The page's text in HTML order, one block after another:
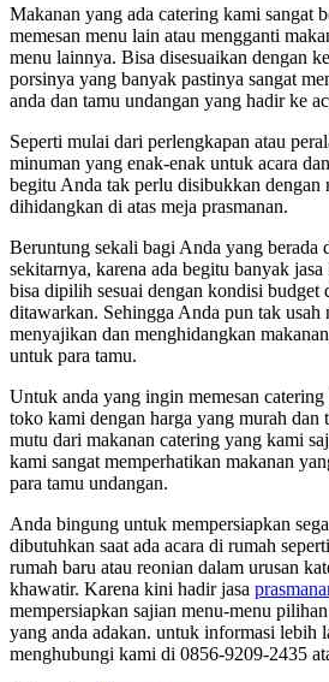
Makanan yang ada catering kami sangat
memesan menu lain atau mengganti
menu lainnya. Bisa disesuaikan dengan
porsinya yang banyak pastinya sangat
anda dan tamu undangan yang hadir ke
Seperti mulai dari perlengkapan atau
minuman yang enak-enak untuk acara
begitu Anda tak perlu disibukkan dengan
dihidangkan di atas meja prasmanan.
Beruntung sekali bagi Anda yang berada
sekitarnya, karena ada begitu banyak
bisa dipilih sesuai dengan kondisi budget
ditawarkan. Sehingga Anda pun tak usah
menyajikan dan menghidangkan
untuk para tamu.
Untuk anda yang ingin memesan catering
toko kami dengan harga yang murah dan
mutu dari makanan catering yang kami
kami sangat memperhatikan makanan
para tamu undangan.
Anda bingung untuk mempersiapkan
dibutuhkan saat ada acara di rumah
rumah baru atau reonian dalam urusan
khawatir. Karena kini hadir jasa
mempersiapkan sajian menu-menu
yang anda adakan. untuk informasi lebih
menghubungi kami di 0856-9209-2435